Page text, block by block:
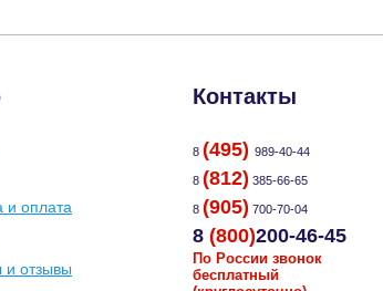
и оплата
и отзывы
Контакты
8 (495) 989-40-44
8 (812) 385-66-65
8 (905) 700-70-04
8 (800)200-46-45
По России звонок
бесплатный